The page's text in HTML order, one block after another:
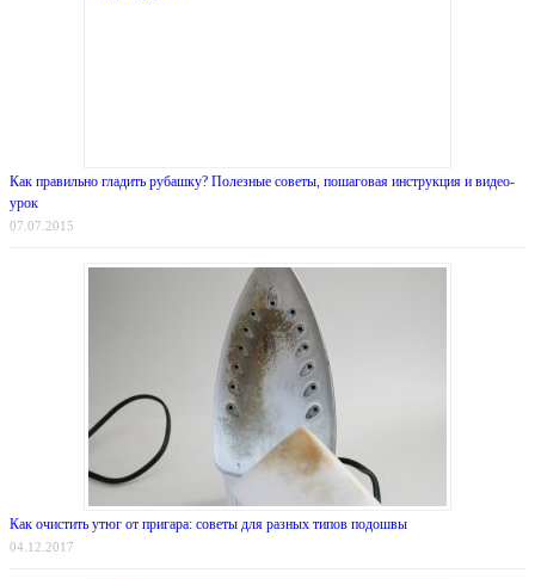
Как правильно гладить рубашку? Полезные советы, пошаговая инструкция и видео-
урок
07.07.2015
Как очистить утюг от пригара: советы для разных типов подошвы
04.12.2017